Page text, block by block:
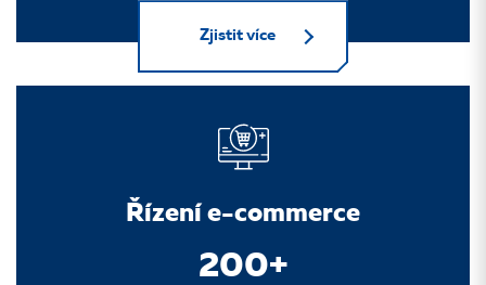
Zjistit více
Řízení e-commerce
200+